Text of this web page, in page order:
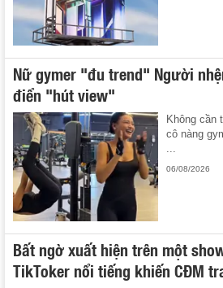
Nữ gymer "đu trend" Người
điển "hút view"
Không cần
cô nàng
...
06/08/2026
Bất ngờ xuất hiện trên một
TikToker nổi tiếng khiến CĐM